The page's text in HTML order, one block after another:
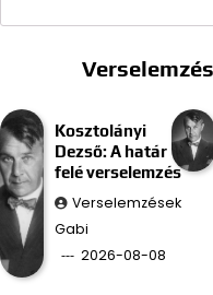
Kosztolányi
Dezső: A határ
felé verselemzés
Verselemzések
Gabi
2026-08-08